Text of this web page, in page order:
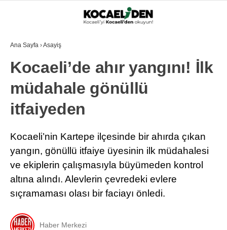
Ana Sayfa ›Asayiş
Kocaeli’de ahır yangını! İlk
müdahale gönüllü
itfaiyeden
Kocaeli’nin Kartepe ilçesinde bir ahırda çıkan
yangın, gönüllü itfaiye üyesinin ilk müdahalesi
ve ekiplerin çalışmasıyla büyümeden kontrol
altına alındı. Alevlerin çevredeki evlere
sıçramaması olası bir faciayı önledi.
Haber Merkezi